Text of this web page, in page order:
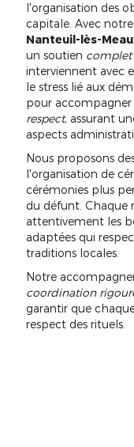
l'organisation des
capitale. Avec notre
Nanteuil-lès-
un soutien complet
interviennent avec
le stress lié aux
pour accompagner
respect, assurant
aspects
Nous proposons
l'organisation de
cérémonies plus
du défunt. Chaque
attentivement les
adaptées qui
traditions locales.
Notre
coordination
garantir que
respect des rituels.